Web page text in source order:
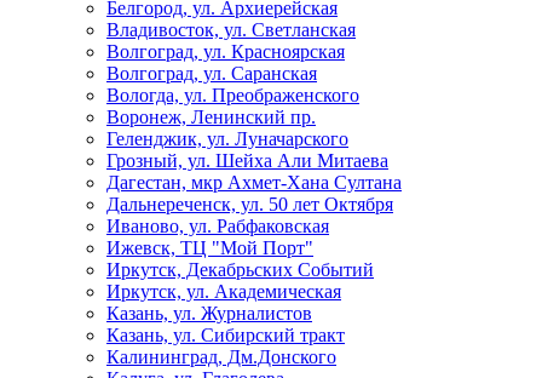
Белгород, ул. Архиерейская
Владивосток, ул. Светланская
Волгоград, ул. Красноярская
Волгоград, ул. Саранская
Вологда, ул. Преображенского
Воронеж, Ленинский пр.
Геленджик, ул. Луначарского
Грозный, ул. Шейха Али Митаева
Дагестан, мкр Ахмет-Хана Султана
Дальнереченск, ул. 50 лет Октября
Иваново, ул. Рабфаковская
Ижевск, ТЦ "Мой Порт"
Иркутск, Декабрьских Событий
Иркутск, ул. Академическая
Казань, ул. Журналистов
Казань, ул. Сибирский тракт
Калининград, Дм.Донского